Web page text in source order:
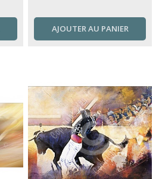
AJOUTER AU PANIER